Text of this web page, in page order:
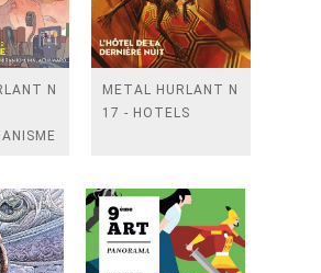
N
METAL HURLANT N
17 - HOTELS